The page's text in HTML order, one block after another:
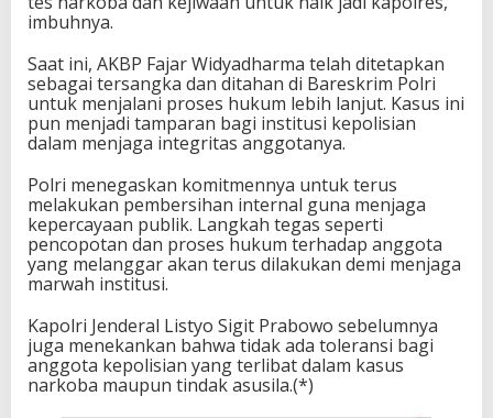
imbuhnya.
Saat ini, AKBP Fajar Widyadharma telah ditetapkan
sebagai tersangka dan ditahan di Bareskrim Polri
untuk menjalani proses hukum lebih lanjut. Kasus ini
pun menjadi tamparan bagi institusi kepolisian
dalam menjaga integritas anggotanya.
Polri menegaskan komitmennya untuk terus
melakukan pembersihan internal guna menjaga
kepercayaan publik. Langkah tegas seperti
pencopotan dan proses hukum terhadap anggota
yang melanggar akan terus dilakukan demi menjaga
marwah institusi.
Kapolri Jenderal Listyo Sigit Prabowo sebelumnya
juga menekankan bahwa tidak ada toleransi bagi
anggota kepolisian yang terlibat dalam kasus
narkoba maupun tindak asusila.(*)